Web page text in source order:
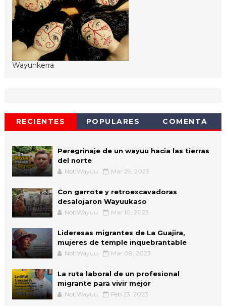
Wayunkerra
RECIENTES POPULARES COMENTA
Peregrinaje de un wayuu hacia las tierras
del norte
NotiWayuu Mar 29, 2023
Con garrote y retroexcavadoras
desalojaron Wayuukaso
NotiWayuu Mar 10, 2023
Lideresas migrantes de La Guajira,
mujeres de temple inquebrantable
NotiWayuu Mar 08, 2023
La ruta laboral de un profesional
migrante para vivir mejor
NotiWayuu Feb 23, 2023